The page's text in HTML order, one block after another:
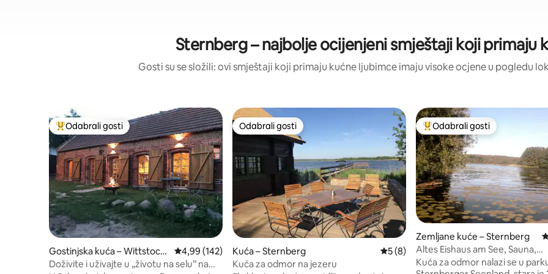
Sternberg – najbolje ocijenjeni smještaji koji primaju
Gosti su se složili: ovi smještaji koji primaju kućne ljubimce imaju visoke ocjene u pogledu
Među najviše rangiranima s oznakom „Odabrali gosti”
Odabrali gosti
Gostinjska kuća – Wittstock,
Ortsteil Schweinrich
Prosječna ocjena: 4,99/5, recenzija: 142
4,99 (142)
Doživite i uživajte u „životu na selu” na
Odabrali gosti
Odabrali gosti
Kuća – Sternberg Prosječna ocjena: 5/5, recenzija: 8
5 (8)
Kuća za odmor na jezeru
Među najviše rangiranima s
Odabrali gosti
Zemljane kuće – Sternberg
Altes Eishaus am See, Sauna,
Kamin,Kanu,SUP,Boot
Kuća za odmor nalazi se u